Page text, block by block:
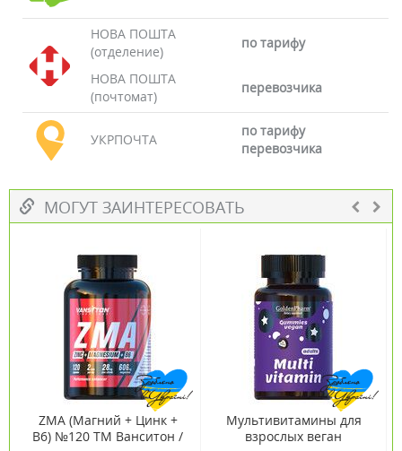
НОВА ПОШТА
(отделение)
по тарифу
НОВА ПОШТА
(почтомат)
перевозчика
УКРПОЧТА
по тарифу
перевозчика
МОГУТ ЗАИНТЕРЕСОВАТЬ
ZMA (Магний + Цинк +
В6) №120 ТМ Ванситон /
Мультивитамины для
взрослых веган